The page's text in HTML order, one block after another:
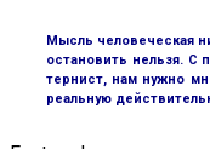
Мысль человеческая
остановить нельзя. С
тернист, нам нужно
реальную